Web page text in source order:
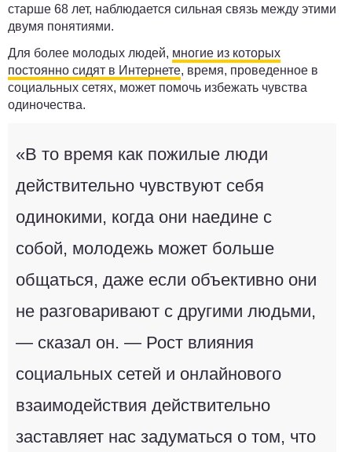
старше 68 лет, наблюдается сильная связь между этими
двумя понятиями.
Для более молодых людей, многие из которых
постоянно сидят в Интернете, время, проведенное в
социальных сетях, может помочь избежать чувства
одиночества.
«В то время как пожилые люди
действительно чувствуют себя
одинокими, когда они наедине с
собой, молодежь может больше
общаться, даже если объективно они
не разговаривают с другими людьми,
― сказал он. ― Рост влияния
социальных сетей и онлайнового
взаимодействия действительно
заставляет нас задуматься о том, что